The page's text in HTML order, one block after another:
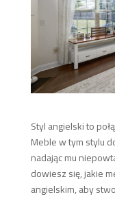
Styl angielski to
Meble w tym stylu
nadając mu
dowiesz się, jakie
angielskim, aby